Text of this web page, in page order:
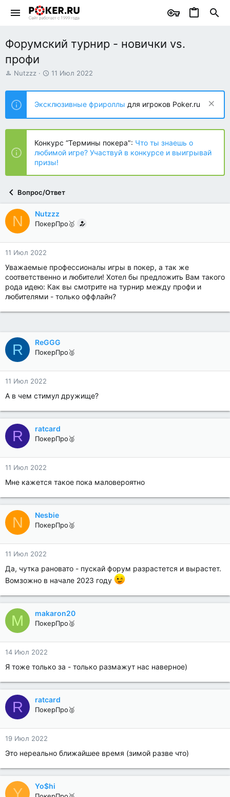
Форумский турнир - новички vs.
профи
А
т
о
р
т
е
ы
Nutzzz
Д
т
н
а
ч
л
а
11 Июл 2022
Эксклюзивные фрироллы для игроков Poker.ru
Конкурс “Термины покера": Что ты знаешь о
любимой игре? Участвуй в конкурсе и выигрывай
призы!
Вопрос/Ответ
N Nutzzz
ПокерПро🥇
11 Июл 2022
Уважаемые профессионалы игры в покер, а так же
соответственно и любители! Хотел бы предложить Вам такого
рода идею: Как вы смотрите на турнир между профи и
любителями - только оффлайн?
R ReGGG
ПокерПро🥈
11 Июл 2022
А в чем стимул дружище?
R ratcard
ПокерПро🥈
11 Июл 2022
Мне кажется такое пока маловероятно
N Nesbie
ПокерПро🥈
11 Июл 2022
Да, чутка рановато - пускай форум разрастется и вырастет.
Вомзожно в начале 2023 году
M makaron20
ПокерПро🥈
14 Июл 2022
Я тоже только за - только размажут нас наверное)
R ratcard
ПокерПро🥈
19 Июл 2022
Это нереально ближайшее время (зимой разве что)
Y Yo$hi